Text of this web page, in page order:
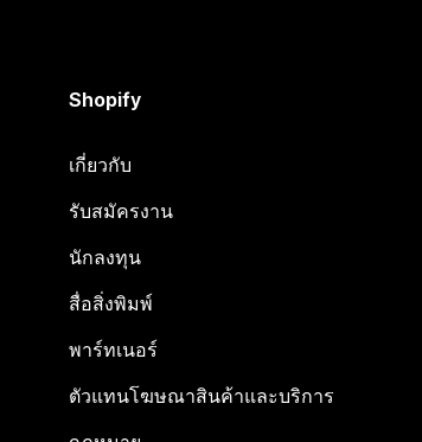
Shopify
เกี่ยวกับ
รับสมัครงาน
นักลงทุน
สื่อสิ่งพิมพ์
พาร์ทเนอร์
ตัวแทนโฆษณาสินค้าและบริการ